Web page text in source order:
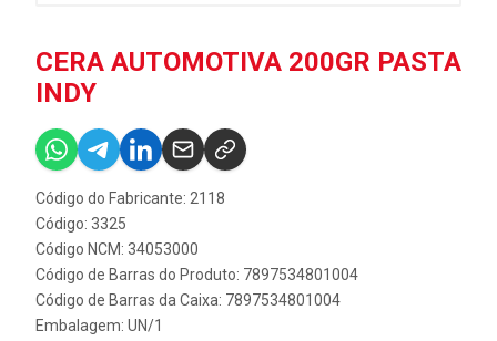
CERA AUTOMOTIVA 200GR PASTA
INDY
Código do Fabricante: 2118
Código: 3325
Código NCM: 34053000
Código de Barras do Produto: 7897534801004
Código de Barras da Caixa: 7897534801004
Embalagem: UN/1